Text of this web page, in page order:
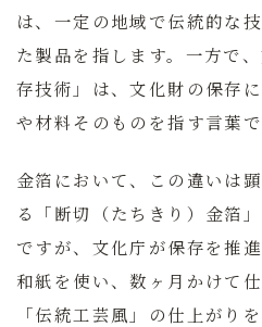
は、一定の地域で伝統的な
た製品を指します。一方で
存技術」は、文化財の保存
や材料そのものを指す言葉で
金箔において、この違いは
る「断切（たちきり）金箔
ですが、文化庁が保存を推
和紙を使い、数ヶ月かけて
「伝統工芸風」の仕上がり